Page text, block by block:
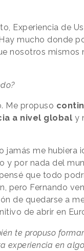
Experiencia de
mucho donde
nosotros mismos
Me propuso
a nivel global y
jamás me hubiera
y por nada del
que todo
pero Fernando
de quedarse a
de abrir en
te propuso
experiencia en